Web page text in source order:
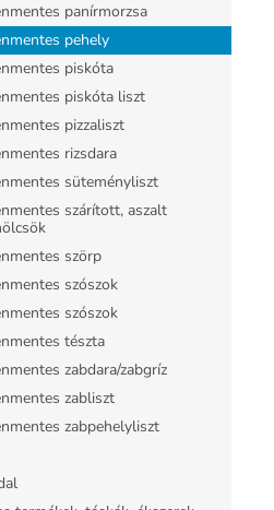
panírmorzsa
pehely
piskóta
piskóta liszt
pizzaliszt
rizsdara
süteményliszt
szárított, aszalt
szörp
szószok
szószok
tészta
zabdara/zabgríz
zabliszt
zabpehelyliszt